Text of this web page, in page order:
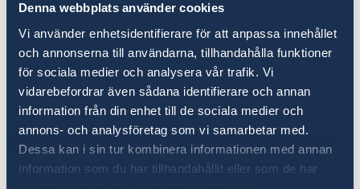
Denna webbplats använder cookies
Vi använder enhetsidentifierare för att anpassa innehållet
och annonserna till användarna, tillhandahålla funktioner
för sociala medier och analysera vår trafik. Vi
vidarebefordrar även sådana identifierare och annan
information från din enhet till de sociala medier och
annons- och analysföretag som vi samarbetar med.
Dessa kan i sin tur kombinera informationen med annan
information som du har tillhandahållit eller som de har
Vid ansökan om pass eller ID-kort behöver du
styrka ditt svenska medborgarskap.
Passmyndigheten ska utreda detta även om du
är bosatt i Sverige. För mer information om
svenskt medborgarskap besök
Migrationsverkets hemsida:Migrationsverket
Observera att den obligatoriska blanketten